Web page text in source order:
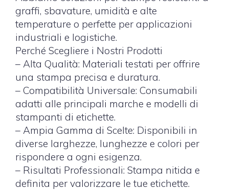
graffi, sbavature, umidità e alte
temperature o perfette per applicazioni
industriali e logistiche.
Perché Scegliere i Nostri Prodotti
– Alta Qualità: Materiali testati per offrire
una stampa precisa e duratura.
– Compatibilità Universale: Consumabili
adatti alle principali marche e modelli di
stampanti di etichette.
– Ampia Gamma di Scelte: Disponibili in
diverse larghezze, lunghezze e colori per
rispondere a ogni esigenza.
– Risultati Professionali: Stampa nitida e
definita per valorizzare le tue etichette.